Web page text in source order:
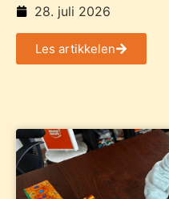
28. juli 2026
Les artikkelen